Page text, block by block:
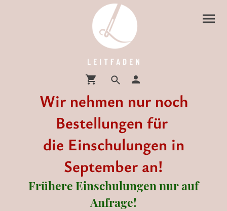
Wir nehmen nur noch
Bestellungen für
die Einschulungen in
September an!
Frühere Einschulungen nur auf
Anfrage!